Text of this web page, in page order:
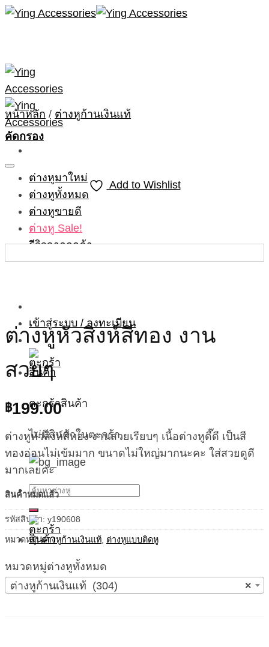
Skip
ต่างหูมาใหม่
ต่างหูทั้งหมด
ต่างหูขายดี
ต่างหู Sale!
รีวิวจากลูกค้า
เข้าสู่ระบบ / ลงทะเบียน
ตะกร้าสินค้า
ไม่มีสินค้าในตะกร้า
ค้นหา:
หน้าหลัก / ต่างหูก้านเงินแท้
คัดกรอง
Add to Wishlist
ต่างหูหัวสิงห์สีทอง งาน
สวยๆ
฿199.00
ต่างหูหัวสิงห์สีทอง งานสวยเรียบๆ เนื้อต่างหูดี๊ดี เป็นสี
ทองอ่อนไม่เข้มมาก ขนาดไม่ใหญ่มากนะคะ ใส่สวยดูดี
มากเลยค่ะ
สินค้าหมดแล้ว
รหัสสินค้า: y190608
หมวดหมู่:ต่างหูก้านเงินแท้ ต่างหูแบบติดหู
หมวดหมู่ต่างหูทั้งหมด
×
ต่างหูก้านเงินแท้ (304)